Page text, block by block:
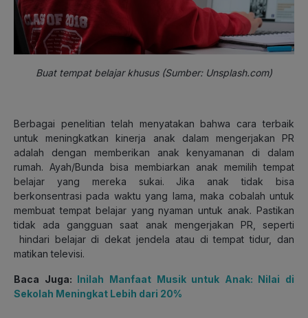
Buat tempat belajar khusus (Sumber: Unsplash.com)
Berbagai penelitian telah menyatakan bahwa cara terbaik
untuk meningkatkan kinerja anak dalam mengerjakan PR
adalah dengan memberikan anak kenyamanan di dalam
rumah. Ayah/Bunda bisa membiarkan anak memilih tempat
belajar yang mereka sukai. Jika anak tidak bisa
berkonsentrasi pada waktu yang lama, maka cobalah untuk
membuat tempat belajar yang nyaman untuk anak. Pastikan
tidak ada gangguan saat anak mengerjakan PR, seperti
hindari belajar di dekat jendela atau di tempat tidur, dan
matikan televisi.
Baca Juga: Inilah Manfaat Musik untuk Anak: Nilai di
Sekolah Meningkat Lebih dari 20%